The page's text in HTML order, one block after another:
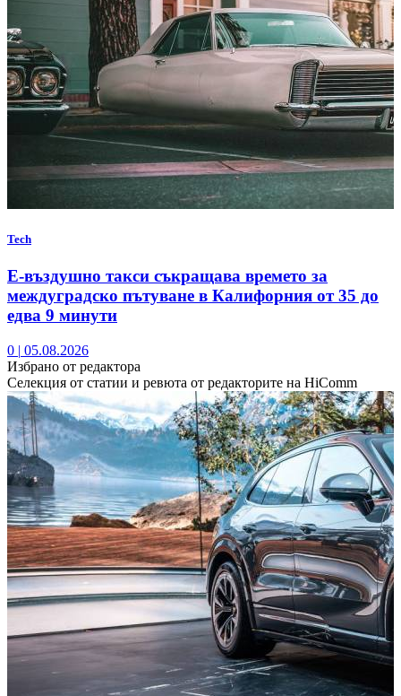
Tech
Е-въздушно такси съкращава времето за
междуградско пътуване в Калифорния от 35 до
едва 9 минути
0 | 05.08.2026
Избрано от редактора
Селекция от статии и ревюта от редакторите на HiComm